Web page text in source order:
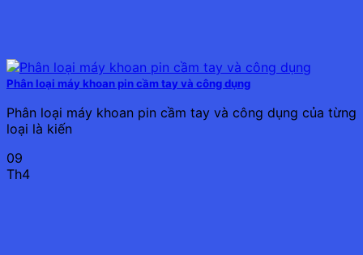
Phân loại máy khoan pin cầm tay và công dụng
Phân loại máy khoan pin cầm tay và công dụng của từng
loại là kiến
09
Th4